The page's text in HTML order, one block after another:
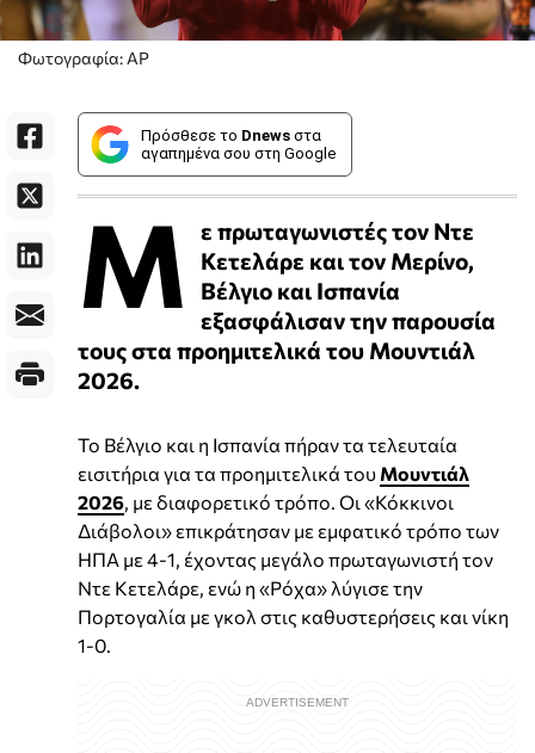
Φωτογραφία: AP
Πρόσθεσε το Dnews στα
αγαπημένα σου στη Google
Μ
ε πρωταγωνιστές τον Ντε
Κετελάρε και τον Μερίνο,
Βέλγιο και Ισπανία
εξασφάλισαν την παρουσία
τους στα προημιτελικά του Μουντιάλ
2026.
Το Βέλγιο και η Ισπανία πήραν τα τελευταία
εισιτήρια για τα προημιτελικά του Μουντιάλ
2026 , με διαφορετικό τρόπο. Οι «Κόκκινοι
Διάβολοι» επικράτησαν με εμφατικό τρόπο των
ΗΠΑ με 4-1, έχοντας μεγάλο πρωταγωνιστή τον
Ντε Κετελάρε, ενώ η «Ρόχα» λύγισε την
Πορτογαλία με γκολ στις καθυστερήσεις και νίκη
1-0.